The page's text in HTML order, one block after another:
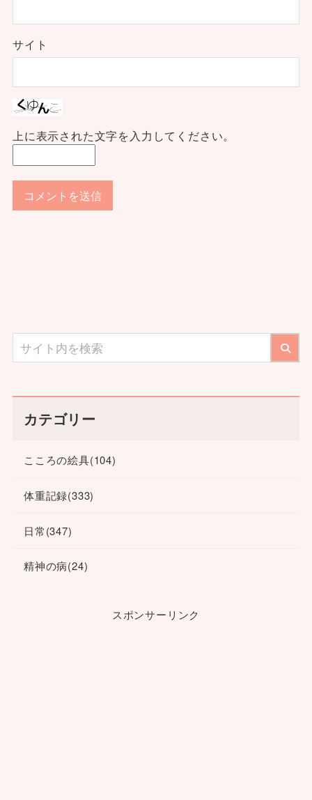
サイト
上に表示された文字を入力してください。
カテゴリー
こころの絵具(104)
体重記録(333)
日常(347)
精神の病(24)
スポンサーリンク